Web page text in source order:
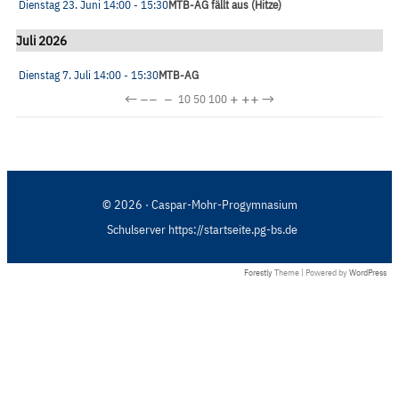
Dienstag 23. Juni 14:00- 15:30MTB-AG fällt aus (Hitze)
Juli 2026
Dienstag 7. Juli 14:00- 15:30MTB-AG
←−− − 10 50100 + ++→
© 2026 · Caspar-Mohr-Progymnasium
Schulserver https://startseite.pg-bs.de
Forestly Theme | Powered by WordPress